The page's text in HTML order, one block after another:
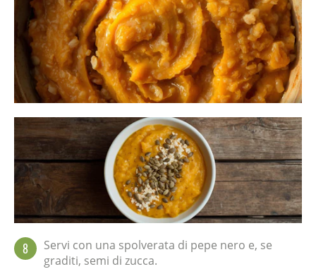
8
Servi con una spolverata di pepe nero e, se
graditi, semi di zucca.